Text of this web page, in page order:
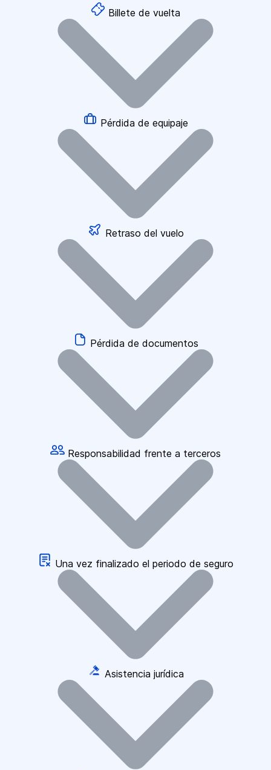
Billete de vuelta
Pérdida de equipaje
Retraso del vuelo
Pérdida de documentos
Responsabilidad frente a terceros
Una vez finalizado el periodo de seguro
Asistencia jurídica